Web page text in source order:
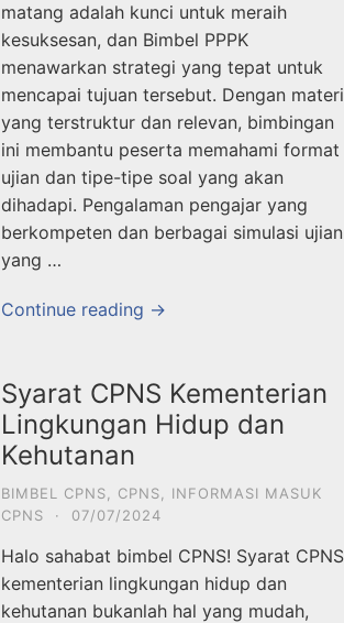
matang adalah kunci untuk meraih
kesuksesan, dan Bimbel PPPK
menawarkan strategi yang tepat untuk
mencapai tujuan tersebut. Dengan materi
yang terstruktur dan relevan, bimbingan
ini membantu peserta memahami format
ujian dan tipe-tipe soal yang akan
dihadapi. Pengalaman pengajar yang
berkompeten dan berbagai simulasi ujian
yang …
Continue reading →
Syarat CPNS Kementerian
Lingkungan Hidup dan
Kehutanan
BIMBEL CPNS CPNS
INFORMASI MASUK
CPNS
· 07/07/2024
Halo sahabat bimbel CPNS! Syarat CPNS
kementerian lingkungan hidup dan
kehutanan bukanlah hal yang mudah,